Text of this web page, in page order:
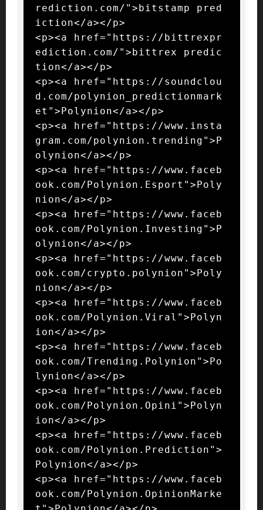
rediction.com/">bitstamp pred
iction</a></p>
<p><a href="https://bittrexpr
ediction.com/">bittrex predic
tion</a></p>
<p><a href="https://soundclou
d.com/polynion_predictionmark
et">Polynion</a></p>
<p><a href="https://www.insta
gram.com/polynion.trending">P
olynion</a></p>
<p><a href="https://www.faceb
ook.com/Polynion.Esport">Poly
nion</a></p>
<p><a href="https://www.faceb
ook.com/Polynion.Investing">P
olynion</a></p>
<p><a href="https://www.faceb
ook.com/crypto.polynion">Poly
nion</a></p>
<p><a href="https://www.faceb
ook.com/Polynion.Viral">Polyn
ion</a></p>
<p><a href="https://www.faceb
ook.com/Trending.Polynion">Po
lynion</a></p>
<p><a href="https://www.faceb
ook.com/Polynion.Opini">Polyn
ion</a></p>
<p><a href="https://www.faceb
ook.com/Polynion.Prediction">
Polynion</a></p>
<p><a href="https://www.faceb
ook.com/Polynion.OpinionMarke